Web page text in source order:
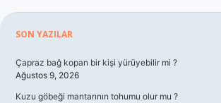
Sidebar
SON YAZILAR
Çapraz bağ kopan bir kişi yürüyebilir mi ?
Ağustos 9, 2026
Kuzu göbeği mantarının tohumu olur mu ?